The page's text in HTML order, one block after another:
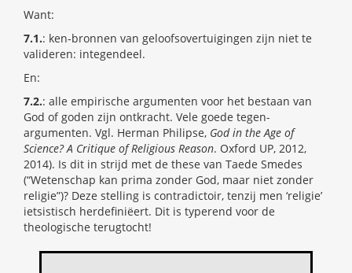
Want:
7.1.: ken-bronnen van geloofsovertuigingen zijn niet te
valideren: integendeel.
En:
7.2.: alle empirische argumenten voor het bestaan van
God of goden zijn ontkracht. Vele goede tegen-
argumenten. Vgl. Herman Philipse, God in the Age of
Science? A Critique of Religious Reason. Oxford UP, 2012,
2014). Is dit in strijd met de these van Taede Smedes
(“Wetenschap kan prima zonder God, maar niet zonder
religie”)? Deze stelling is contradictoir, tenzij men ‘religie’
ietsistisch herdefiniëert. Dit is typerend voor de
theologische terugtocht!